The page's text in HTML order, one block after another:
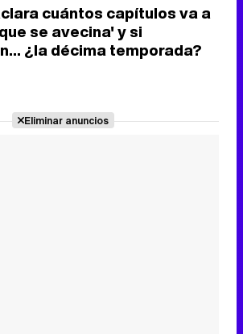
cuántos capítulos va a
se avecina' y si
¿la décima temporada?
Eliminar anuncios